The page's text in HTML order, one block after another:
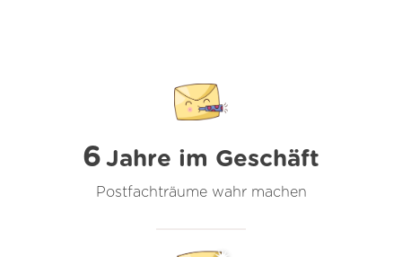
6 Jahre im Geschäft
Postfachträume wahr machen